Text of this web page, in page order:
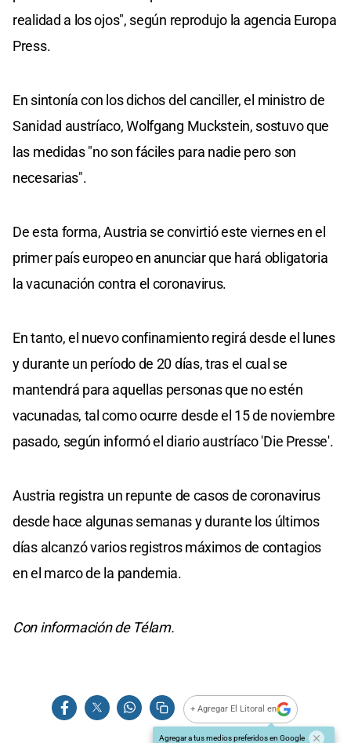
realidad a los ojos", según reprodujo la agencia Europa
Press.
En sintonía con los dichos del canciller, el ministro de
Sanidad austríaco, Wolfgang Muckstein, sostuvo que
las medidas "no son fáciles para nadie pero son
necesarias".
De esta forma, Austria se convirtió este viernes en el
primer país europeo en anunciar que hará obligatoria
la vacunación contra el coronavirus.
En tanto, el nuevo confinamiento regirá desde el lunes
y durante un período de 20 días, tras el cual se
mantendrá para aquellas personas que no estén
vacunadas, tal como ocurre desde el 15 de noviembre
pasado, según informó el diario austríaco 'Die Presse'.
Austria registra un repunte de casos de coronavirus
desde hace algunas semanas y durante los últimos
días alcanzó varios registros máximos de contagios
en el marco de la pandemia.
Con información de Télam.
+ Agregar El Litoral en
Agregar a tus medios preferidos en Google